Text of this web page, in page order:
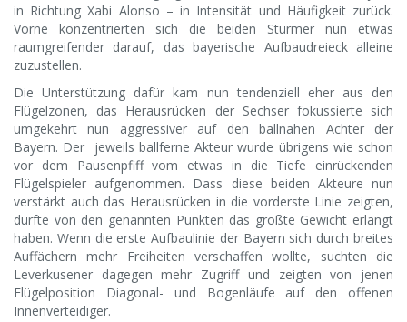
in Richtung Xabi Alonso – in Intensität und Häufigkeit zurück.
Vorne konzentrierten sich die beiden Stürmer nun etwas
raumgreifender darauf, das bayerische Aufbaudreieck alleine
zuzustellen.
Die Unterstützung dafür kam nun tendenziell eher aus den
Flügelzonen, das Herausrücken der Sechser fokussierte sich
umgekehrt nun aggressiver auf den ballnahen Achter der
Bayern. Der jeweils ballferne Akteur wurde übrigens wie schon
vor dem Pausenpfiff vom etwas in die Tiefe einrückenden
Flügelspieler aufgenommen. Dass diese beiden Akteure nun
verstärkt auch das Herausrücken in die vorderste Linie zeigten,
dürfte von den genannten Punkten das größte Gewicht erlangt
haben. Wenn die erste Aufbaulinie der Bayern sich durch breites
Auffächern mehr Freiheiten verschaffen wollte, suchten die
Leverkusener dagegen mehr Zugriff und zeigten von jenen
Flügelposition Diagonal- und Bogenläufe auf den offenen
Innenverteidiger.